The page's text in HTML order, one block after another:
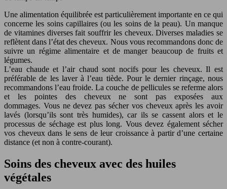
Une alimentation équilibrée est particulièrement importante en ce qui
concerne les soins capillaires (ou les soins de la peau). Un manque
de vitamines diverses fait souffrir les cheveux. Diverses maladies se
reflètent dans l’état des cheveux. Nous vous recommandons donc de
suivre un régime alimentaire et de manger beaucoup de fruits et
légumes.
L’eau chaude et l’air chaud sont nocifs pour les cheveux. Il est
préférable de les laver à l’eau tiède. Pour le dernier rinçage, nous
recommandons l’eau froide. La couche de pellicules se referme alors
et les pointes des cheveux ne sont pas exposées aux
dommages. Vous ne devez pas sécher vos cheveux après les avoir
lavés (lorsqu’ils sont très humides), car ils se cassent alors et le
processus de séchage est plus long. Vous devez également sécher
vos cheveux dans le sens de leur croissance à partir d’une certaine
distance (et non à contre-courant).
Soins des cheveux avec des huiles
végétales